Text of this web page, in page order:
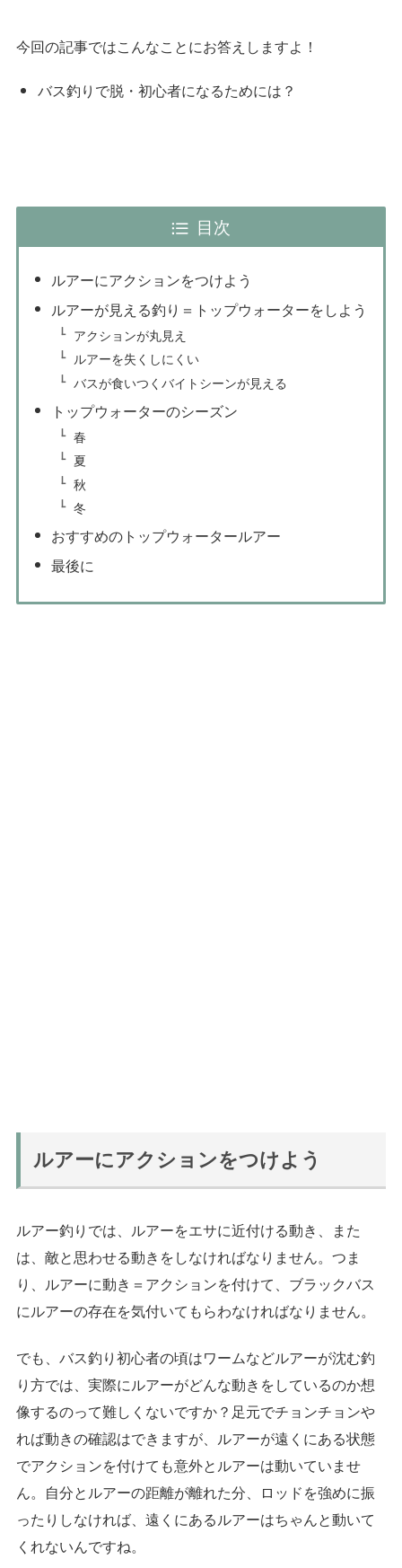
今回の記事ではこんなことにお答えしますよ！
バス釣りで脱・初心者になるためには？
目次
ルアーにアクションをつけよう
ルアーが見える釣り＝トップウォーターをしよう
アクションが丸見え
ルアーを失くしにくい
バスが食いつくバイトシーンが見える
トップウォーターのシーズン
春
夏
秋
冬
おすすめのトップウォータールアー
最後に
ルアーにアクションをつけよう
ルアー釣りでは、ルアーをエサに近付ける動き、また
は、敵と思わせる動きをしなければなりません。つま
り、ルアーに動き＝アクションを付けて、ブラックバス
にルアーの存在を気付いてもらわなければなりません。
でも、バス釣り初心者の頃はワームなどルアーが沈む釣
り方では、実際にルアーがどんな動きをしているのか想
像するのって難しくないですか？足元でチョンチョンや
れば動きの確認はできますが、 ルアーが遠くにある状態
でアクションを付けても意外とルアーは動いていませ
ん。 自分とルアーの距離が離れた分、ロッドを強めに振
ったりしなければ、遠くにあるルアーはちゃんと動いて
くれないんですね。